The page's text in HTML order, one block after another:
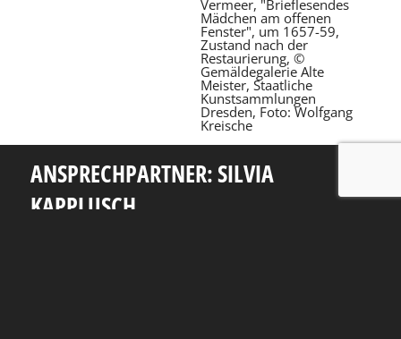
Vermeer, "Brieflesendes
Mädchen am offenen
Fenster", um 1657-59,
Zustand nach der
Restaurierung, ©
Gemäldegalerie Alte
Meister, Staatliche
Kunstsammlungen
Dresden, Foto: Wolfgang
Kreische
ANSPRECHPARTNER: SILVIA
KAPPLUSCH